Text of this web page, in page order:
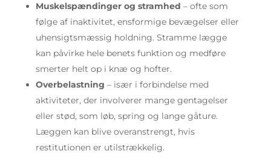
Muskelspændinger og stramhed – ofte som
følge af inaktivitet, ensformige bevægelser eller
uhensigtsmæssig holdning. Stramme lægge
kan påvirke hele benets funktion og medføre
smerter helt op i knæ og hofter.
Overbelastning – især i forbindelse med
aktiviteter, der involverer mange gentagelser
eller stød, som løb, spring og lange gåture.
Læggen kan blive overanstrengt, hvis
restitutionen er utilstrækkelig.